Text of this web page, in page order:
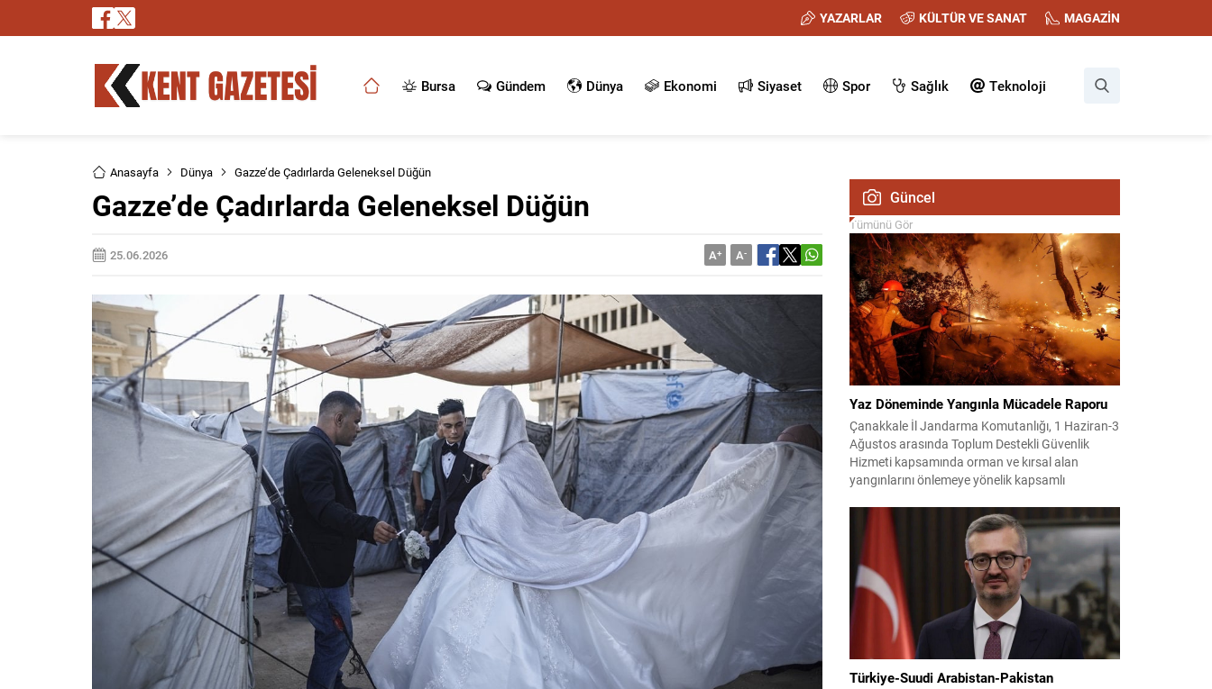
YAZARLAR KÜLTÜR VE SANAT MAGAZİN
Bursa Gündem Dünya Ekonomi Siyaset Spor Sağlık Teknoloji
Anasayfa Dünya Gazze’de Çadırlarda Geleneksel Düğün
Gazze’de Çadırlarda Geleneksel Düğün
25.06.2026 A+ A-
Güncel
Tümünü Gör
Yaz Döneminde Yangınla Mücadele Raporu
Çanakkale İl Jandarma Komutanlığı, 1 Haziran-3
Ağustos arasında Toplum Destekli Güvenlik
Hizmeti kapsamında orman ve kırsal alan
yangınlarını önlemeye yönelik kapsamlı
görev yapan 178 tim ve 742 personel, sahada
aktif olarak halkı bilinçlendirdi ve denetim
faaliyetleri gerçekleştirdi. Faaliyetler esnasında
bin 315 biçerdöver ve balya...
Türkiye-Suudi Arabistan-Pakistan